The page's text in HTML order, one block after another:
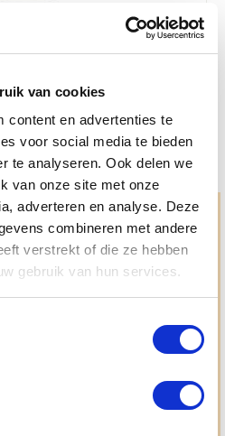
van cookies
content en advertenties te
voor social media te bieden
te analyseren. Ook delen we
van onze site met onze
adverteren en analyse. Deze
combineren met andere
verstrekt of die ze hebben
gebruik van hun services.
rating500 ml
en krijgen. Dat is waar we het
worden we
je graag, doen wat wij
bent; dat menen we en